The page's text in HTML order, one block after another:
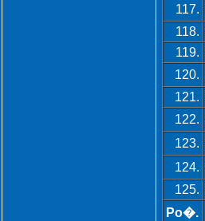
117.
118.
119.
120.
121.
122.
123.
124.
125.
Po�.